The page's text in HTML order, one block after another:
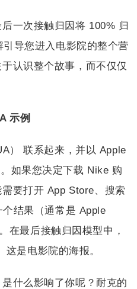
一次接触归因将 100% 归
导您进入电影院的整个营
认识整个故事，而不仅仅
示例
） 联系起来，并以 Apple
如果您决定下载 Nike 购
要打开 App Store、搜索
结果（通常是 Apple
在最后接触归因模型中，
是电影院的海报。
什么影响了你呢？耐克的